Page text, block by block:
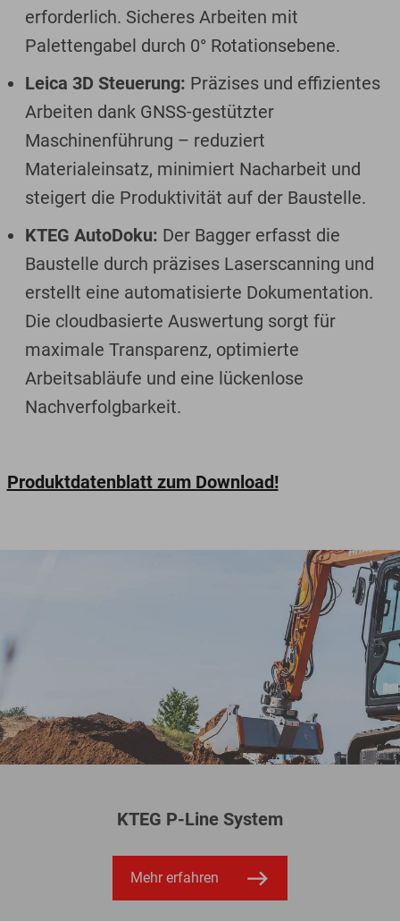
erforderlich. Sicheres Arbeiten mit
Palettengabel durch 0° Rotationsebene.
Leica 3D Steuerung: Präzises und effizientes
Arbeiten dank GNSS-gestützter
Maschinenführung – reduziert
Materialeinsatz, minimiert Nacharbeit und
steigert die Produktivität auf der Baustelle.
KTEG AutoDoku: Der Bagger erfasst die
Baustelle durch präzises Laserscanning und
erstellt eine automatisierte Dokumentation.
Die cloudbasierte Auswertung sorgt für
maximale Transparenz, optimierte
Arbeitsabläufe und eine lückenlose
Nachverfolgbarkeit.
Produktdatenblatt zum Download!
KTEG P-Line System
Mehr erfahren